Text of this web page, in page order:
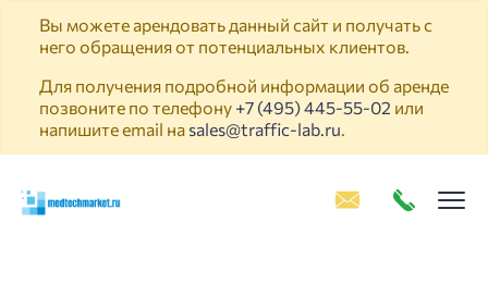
Вы можете арендовать данный сайт и получать с
него обращения от потенциальных клиентов.
Для получения подробной информации об аренде
позвоните по телефону +7 (495) 445-55-02 или
напишите email на sales@traffic-lab.ru.